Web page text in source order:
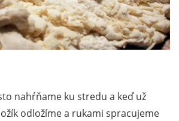
nahŕňame ku stredu a keď už
odložíme a rukami spracujeme